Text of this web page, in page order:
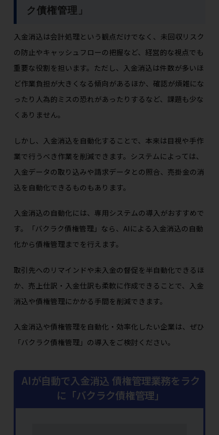
ク債権管理」
入金消込は会計処理という観点だけでなく、未回収リスク
の防止やキャッシュフローの把握など、経営的な視点でも
重要な役割を担います。ただし、入金消込は件数が多いほ
ど作業負担が大きくなる傾向があるほか、確認が煩雑にな
ったり人為的ミスの恐れがあったりするなど、課題も少な
くありません。
しかし、入金消込を自動化することで、本来は目視や手作
業で行うべき作業を削減できます。システムによっては、
入金データの取り込みや請求データとの照合、売掛金の消
込を自動化できるものもあります。
入金消込の自動化には、専用システムの導入がおすすめで
す。「バクラク債権管理」なら、AIによる入金消込の自動
化から債権管理までを行えます。
取引先へのリマインドや未入金の督促を半自動化できるほ
か、売上仕訳・入金仕訳も柔軟に作成できることで、入金
消込や債権管理にかかる手間を削減できます。
入金消込や債権管理を自動化・効率化したい企業は、ぜひ
「バクラク債権管理」の導入をご検討ください。
AIが自動で入金消込 債権管理業務をラク
に「バクラク債権管理」